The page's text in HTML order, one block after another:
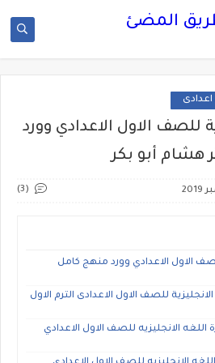
المضئ
اعدادى
للصف الاول الاعدادي وورد
هشام أبو بكر
(3)
الاول الاعدادي وورد منهج كامل
للصف الاول الاعدادى الترم الاول
الانجليزيه للصف الاول الاعدادي